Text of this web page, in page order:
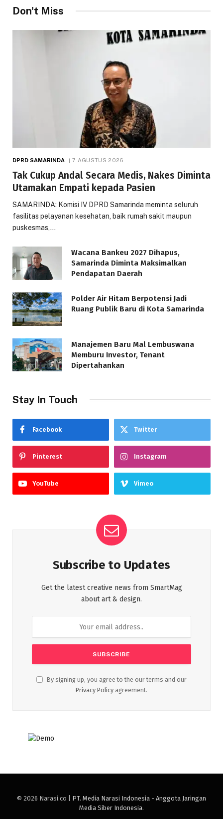
Don't Miss
DPRD SAMARINDA 7 AGUSTUS 2026
Tak Cukup Andal Secara Medis, Nakes Diminta
Utamakan Empati kepada Pasien
SAMARINDA: Komisi IV DPRD Samarinda meminta seluruh
fasilitas pelayanan kesehatan, baik rumah sakit maupun
puskesmas,…
Wacana Bankeu 2027 Dihapus,
Samarinda Diminta Maksimalkan
Pendapatan Daerah
Polder Air Hitam Berpotensi Jadi
Ruang Publik Baru di Kota Samarinda
Manajemen Baru Mal Lembuswana
Memburu Investor, Tenant
Dipertahankan
Stay In Touch
Facebook Twitter
Pinterest Instagram
YouTube Vimeo
Subscribe to Updates
Get the latest creative news from SmartMag
about art & design.
By signing up, you agree to the our terms and our
Privacy Policy agreement.
© 2026 Narasi.co | PT. Media Narasi Indonesia - Anggota Jaringan
Media Siber Indonesia.